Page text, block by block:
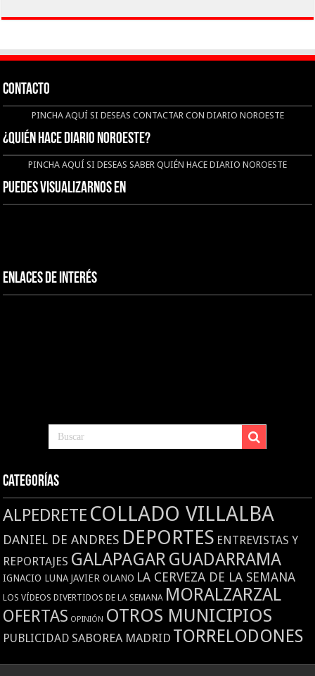
CONTACTO
PINCHA AQUÍ SI DESEAS CONTACTAR CON DIARIO NOROESTE
¿QUIÉN HACE DIARIO NOROESTE?
PINCHA AQUÍ SI DESEAS SABER QUIÉN HACE DIARIO NOROESTE
Puedes visualizarnos en
Enlaces de interés
Categorías
ALPEDRETE COLLADO VILLALBA
DANIEL DE ANDRES DEPORTES ENTREVISTAS Y
REPORTAJES GALAPAGAR GUADARRAMA
IGNACIO LUNA JAVIER OLANO LA CERVEZA DE LA SEMANA
LOS VÍDEOS DIVERTIDOS DE LA SEMANA MORALZARZAL
OFERTAS OPINIÓN OTROS MUNICIPIOS
PUBLICIDAD SABOREA MADRID TORRELODONES